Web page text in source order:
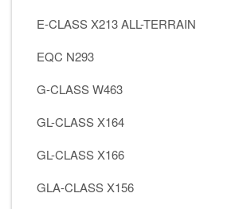
E-CLASS X213 ALL-TERRAIN
EQC N293
G-CLASS W463
GL-CLASS X164
GL-CLASS X166
GLA-CLASS X156